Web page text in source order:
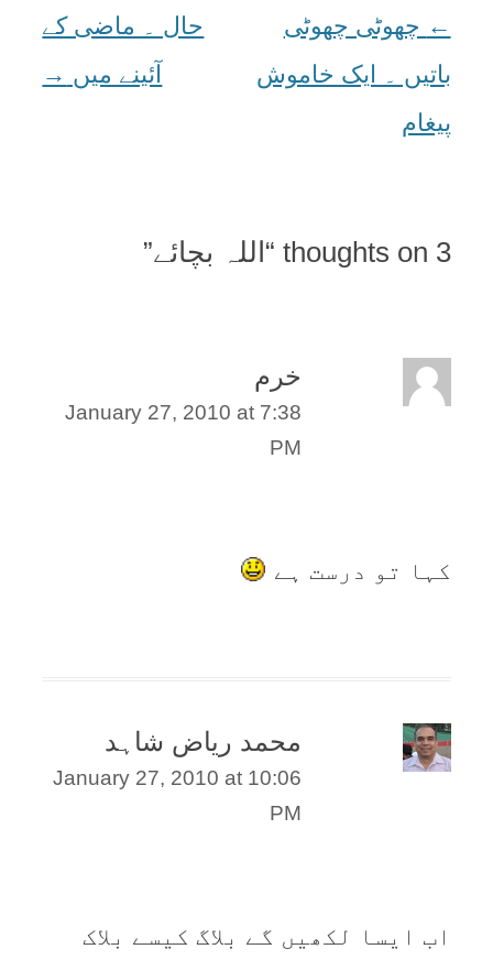
Post
navigation
← چھوٹی چھوٹی
باتیں ۔ ایک خاموش
پیغام
حال ۔ ماضی کے
آئینے میں →
3 thoughts on “ اللہ بچائے”
خرم
January 27, 2010 at 7:38
PM
کہا تو درست ہے
محمد ریاض شاہد
January 27, 2010 at 10:06
PM
اب ایسا لکھیں گے بلاگ کیسے بلاک